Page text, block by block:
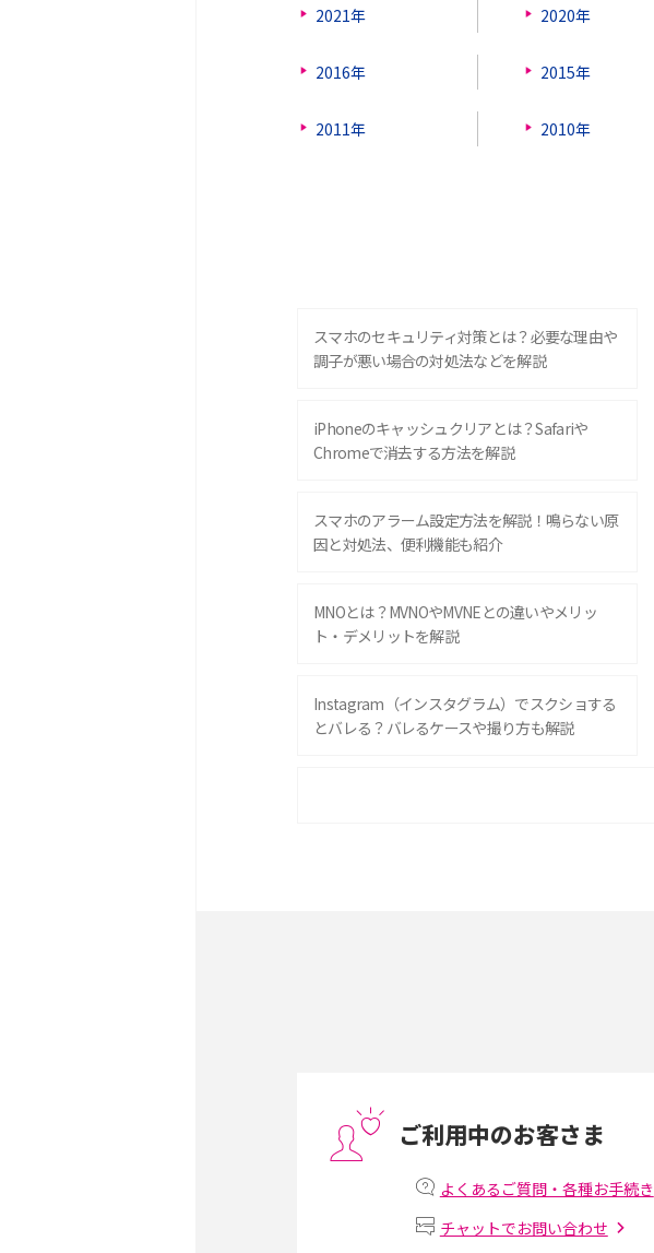
2021年 2020年
2016年 2015年
2011年 2010年
スマホのセキュリティ対策とは？必要な理由や
調子が悪い場合の対処法などを解説
iPhoneのキャッシュクリアとは？Safariや
Chromeで消去する方法を解説
スマホのアラーム設定方法を解説！鳴らない原
因と対処法、便利機能も紹介
MNOとは？MVNOやMVNEとの違いやメリッ
ト・デメリットを解説
Instagram（インスタグラム）でスクショする
とバレる？バレるケースや撮り方も解説
非通知設定とは？184で電話をかける方法や
iPhone・Androidの設定を解説
ご利用中のお客さま
よくあるご質問・各種お手続き
チャットでお問い合わせ